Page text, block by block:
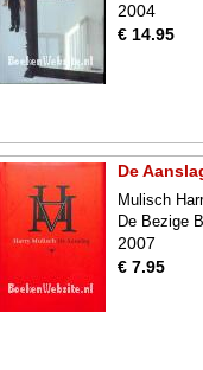
2004
€ 14.95
De
Mulisch
De Bezige
2007
€ 7.95